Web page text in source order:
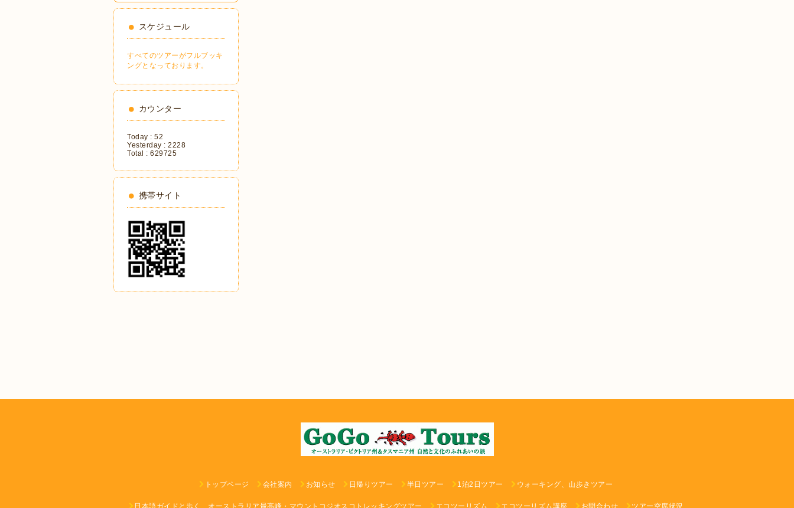
スケジュール
すべてのツアーがフルブッキ
ングとなっております。
カウンター
Today : 52
Yesterday : 2228
Total : 629725
携帯サイト
トップページ 会社案内 お知らせ 日帰りツアー 半日ツアー 1泊2日ツアー ウォーキング、山歩きツアー
日本語ガイドと歩く、オーストラリア最高峰・マウントコジオスコトレッキングツアー エコツーリズム エコツーリズム講座 お問合わせ ツアー空席状況